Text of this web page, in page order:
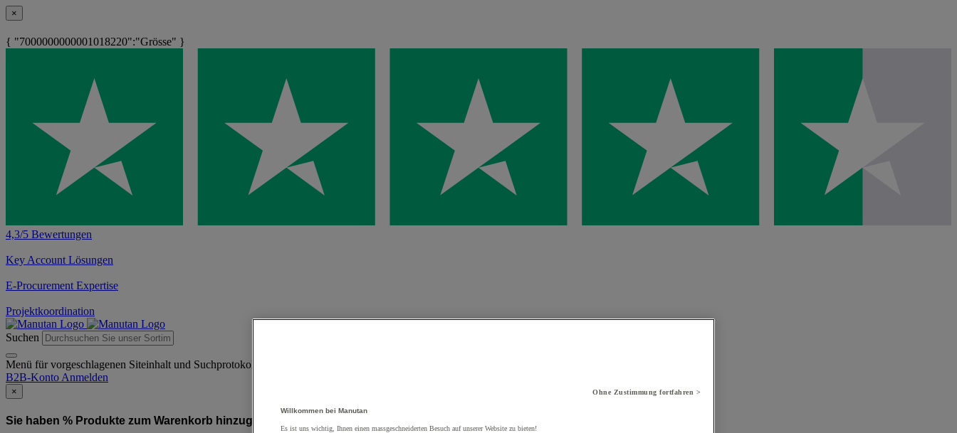
×
{ "7000000000001018220":"Grösse" }
4,3/5 Bewertungen
Key Account Lösungen
E-Procurement Expertise
Projektkoordination
Suchen
Menü für vorgeschlagenen Siteinhalt und Suchprotokoll
B2B-Konto Anmelden
×
Sie haben % Produkte zum Warenkorb hinzugefügt:
Ohne Zustimmung fortfahren >
Willkommen bei Manutan
Es ist uns wichtig, Ihnen einen massgeschneiderten Besuch auf unserer Website zu bieten!